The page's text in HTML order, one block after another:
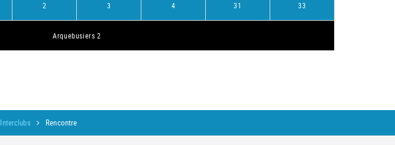
2 3 4 31 33
Arquebusiers 2
Interclubs Rencontre